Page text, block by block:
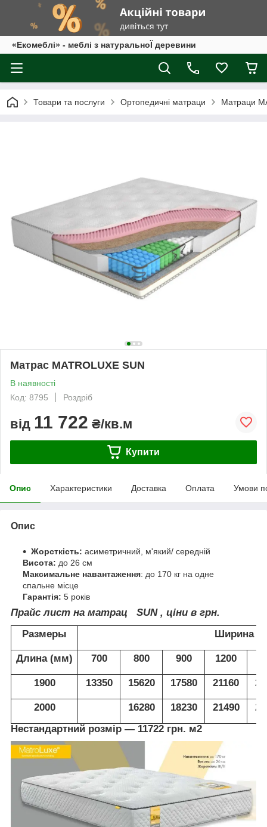
«Екомеблі» - меблі з натуральноЇ деревини
Товари та послуги Ортопедичні матраци Матраци
Матрас MATROLUXE SUN
В наявності
Код: 8795
Роздріб
від 11 722 ₴/кв.м
Купити
Опис Характеристики Доставка Оплата Умови
Опис
Жорсткість: асиметричний, м'який/ середній
Висота: до 26 см
Максимальне навантаження: до 170 кг на одне
спальне місце
Гарантія: 5 років
Прайс лист на матрац SUN , ціни в грн.
Размеры
Ширина
Длина (мм) 700 800 900 1200
1900 13350 15620 17580 21160
2000 16280 18230 21490
Нестандартний розмір — 11722 грн. м2